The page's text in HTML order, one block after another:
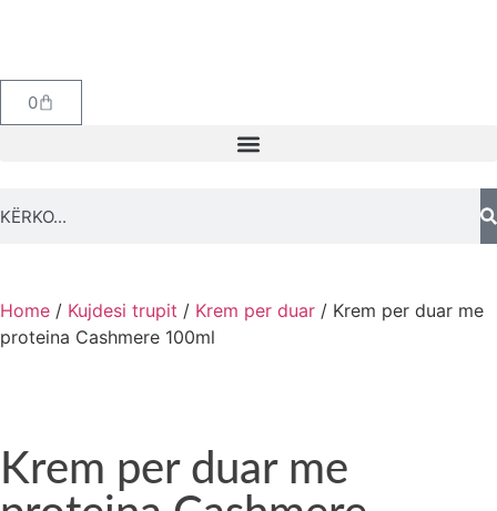
0
Home / Kujdesi trupit / Krem per duar / Krem per duar me
proteina Cashmere 100ml
Krem per duar me